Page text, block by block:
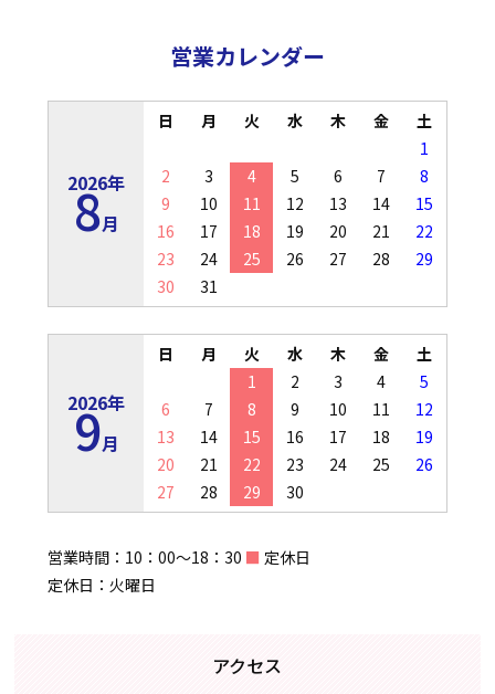
営業カレンダー
2026年
8月
日 月 火 水 木 金
土
1
2
3 4 5 6 7
8
9
10 11 12 13 14
15
16
17 18 19 20 21
22
23
24 25 26 27 28
29
30
31
2026年
9月
日 月 火 水 木 金
土
1
2 3 4
5
6
7 8 9 10 11
12
13
14 15 16 17 18
19
20
21 22 23 24 25
26
27
28 29 30
営業時間：10：00～18：30 ■ 定休日
定休日：火曜日
アクセス